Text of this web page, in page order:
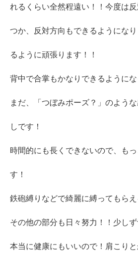
れるくらい全然程遠い！！今度は
つか、反対方向もできるようにな
るように頑張ります！！
背中で合掌もかなりできるようにな
まだ、「つぼみポーズ？」のよう
しです！
時間的にも長くできないので、も
す！
鉄砲縛りなどで綺麗に縛ってもら
その他の部分も日々努力！！少しず
本当に健康にもいいので！肩こり